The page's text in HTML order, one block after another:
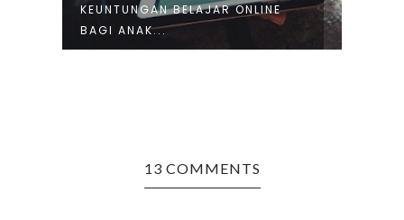
KEUNTUNGAN BELAJAR ONLINE
BAGI ANAK...
13 COMMENTS